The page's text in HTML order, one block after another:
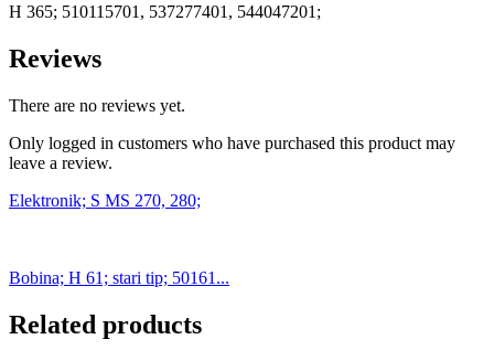
H 365; 510115701, 537277401, 544047201;
Reviews
There are no reviews yet.
Only logged in customers who have purchased this product may
leave a review.
Elektronik; S MS 270, 280;
Bobina; H 61; stari tip; 50161...
Related products